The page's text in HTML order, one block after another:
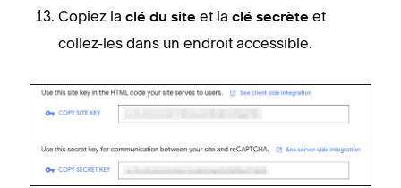
Copiez la clé du site et la clé secrète et
collez-les dans un endroit accessible.